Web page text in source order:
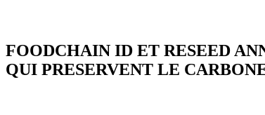
FOODCHAIN ID ET RESEED
QUI PRESERVENT LE